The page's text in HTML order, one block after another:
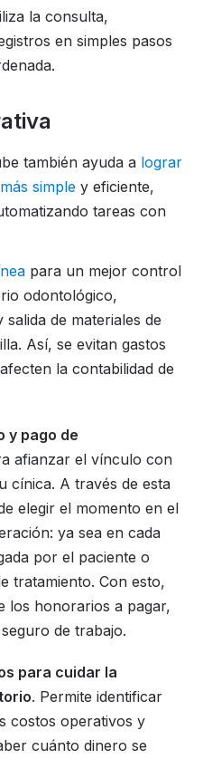
la consulta,
en simples pasos
también ayuda a lograr
simple y eficiente,
tareas con
para un mejor control
odontológico,
de materiales de
Así, se evitan gastos
la contabilidad de
y pago de
afianzar el vínculo con
cínica. A través de esta
elegir el momento en el
ya sea en cada
por el paciente o
tratamiento. Con esto,
los honorarios a pagar,
de trabajo.
para cuidar la
. Permite identificar
costos operativos y
cuánto dinero se